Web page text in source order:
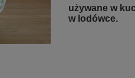
używane w
w lodówce.